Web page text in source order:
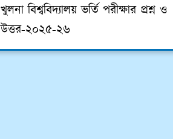
খুলনা বিশ্ববিদ্যালয় ভর্তি পরীক্ষার প্রশ্ন ও
উত্তর-২০২৫-২৬